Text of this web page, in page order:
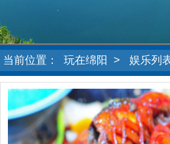
当前位置： 玩在绵阳 > 娱乐列